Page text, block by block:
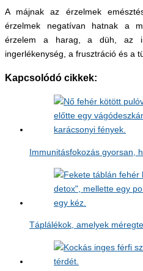
A májnak az érzelmek
érzelmek negatívan hatnak a
érzelem a harag, a düh, az
ingerlékenység, a frusztráció és a
Kapcsolódó cikkek:
Immunitásfokozás gyorsan,
Táplálékok, amelyek